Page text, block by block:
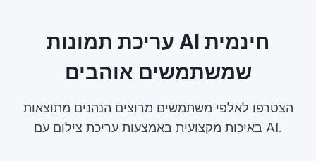
עריכת תמונות AI חינמית
שמשתמשים אוהבים
הצטרפו לאלפי משתמשים מרוצים הנהנים מתוצאות
באיכות מקצועית באמצעות עריכת צילום עם AI.